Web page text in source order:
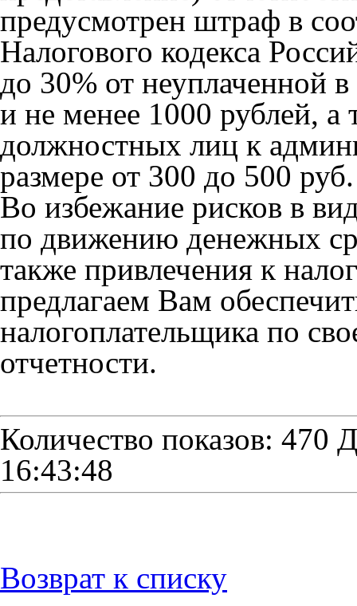
предусмотрен штраф в
Налогового кодекса
до 30% от неуплаченной
и не менее 1000 рублей, а
должностных лиц к
размере от 300 до 500 руб.
Во избежание рисков в
по движению денежных
также привлечения к
предлагаем Вам
налогоплательщика по
отчетности.
Количество показов: 470
16:43:48
Возврат к списку